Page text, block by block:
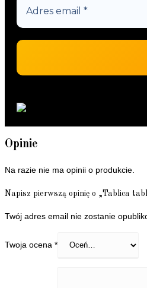
Opinie
Na razie nie ma opinii o produkcie.
Napisz pierwszą opinię o „Tablica
Twój adres email nie zostanie
Twoja ocena *